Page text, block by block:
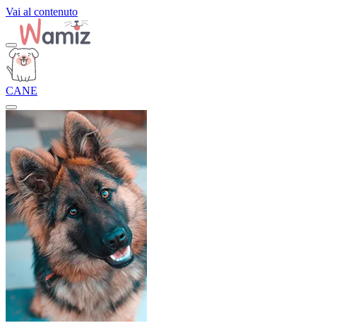
Vai al contenuto
CANE